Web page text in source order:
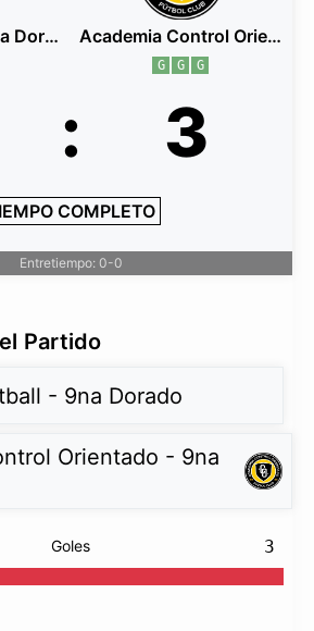
D10 Football - 9na Dorado
: 3
COMPLETO
Academia Control Orientado - 9na Amarillo
G G G
Entretiempo: 0-0
Partido
- 9na Dorado
Orientado - 9na
Goles 3